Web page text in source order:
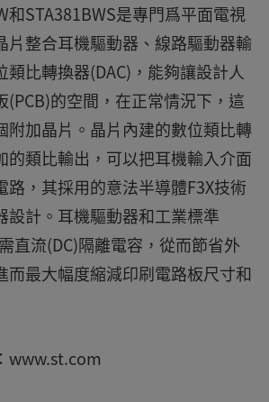
和STA381BWS是專門爲平面電視
片整合耳機驅動器、線路驅動器輸
類比轉換器(DAC)，能夠讓設計人
(PCB)的空間，在正常情況下，這
附加晶片。晶片內建的數位類比轉
的類比輸出，可以把耳機輸入介面
路，其採用的意法半導體F3X技術
設計。耳機驅動器和工業標準
直流(DC)隔離電容，從而節省外
而最大幅度縮減印刷電路板尺寸和
www.st.com